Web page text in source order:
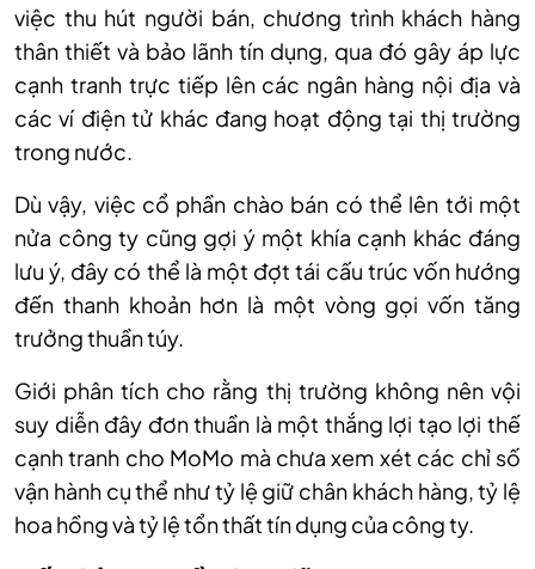
việc thu hút người bán, chương trình khách hàng
thân thiết và bảo lãnh tín dụng, qua đó gây áp lực
cạnh tranh trực tiếp lên các ngân hàng nội địa và
các ví điện tử khác đang hoạt động tại thị trường
trong nước.
Dù vậy, việc cổ phần chào bán có thể lên tới một
nửa công ty cũng gợi ý một khía cạnh khác đáng
lưu ý, đây có thể là một đợt tái cấu trúc vốn hướng
đến thanh khoản hơn là một vòng gọi vốn tăng
trưởng thuần túy.
Giới phân tích cho rằng thị trường không nên vội
suy diễn đây đơn thuần là một thắng lợi tạo lợi thế
cạnh tranh cho MoMo mà chưa xem xét các chỉ số
vận hành cụ thể như tỷ lệ giữ chân khách hàng, tỷ lệ
hoa hồng và tỷ lệ tổn thất tín dụng của công ty.